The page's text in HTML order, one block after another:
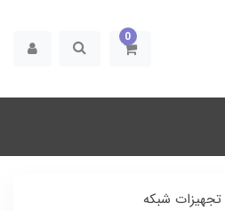
0
تجهیزات شبکه